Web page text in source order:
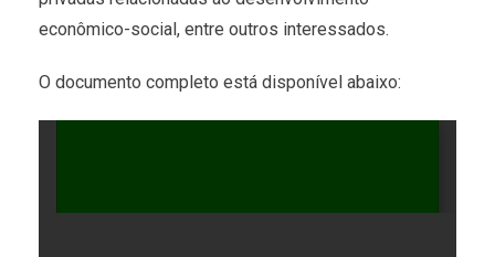
econômico-social, entre outros interessados.
O documento completo está disponível abaixo: